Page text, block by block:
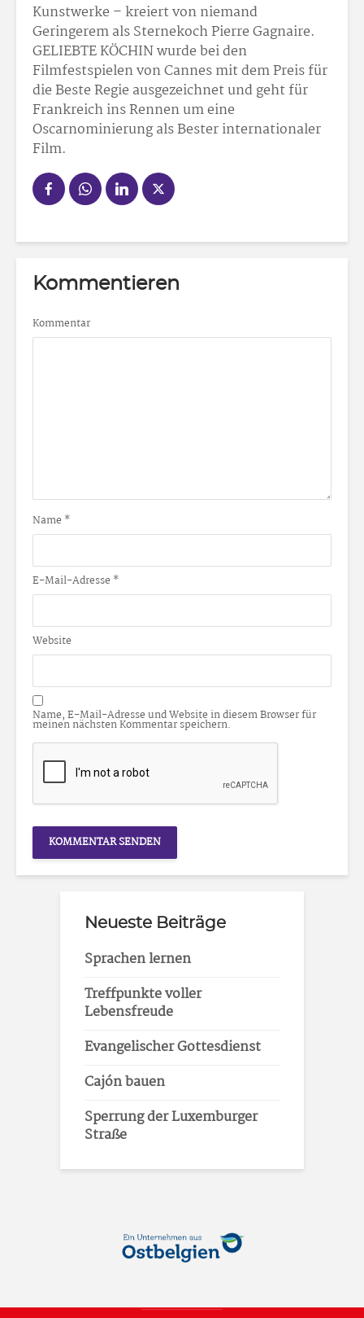
Kunstwerke – kreiert von niemand
Geringerem als Sternekoch Pierre Gagnaire.
GELIEBTE KÖCHIN wurde bei den
Filmfestspielen von Cannes mit dem Preis für
die Beste Regie ausgezeichnet und geht für
Frankreich ins Rennen um eine
Oscarnominierung als Bester internationaler
Film.
Kommentieren
Kommentar
Name *
E-Mail-Adresse *
Website
Name, E-Mail-Adresse und Website in diesem Browser für
meinen nächsten Kommentar speichern.
Neueste Beiträge
Sprachen lernen
Treffpunkte voller
Lebensfreude
Evangelischer Gottesdienst
Cajón bauen
Sperrung der Luxemburger
Straße